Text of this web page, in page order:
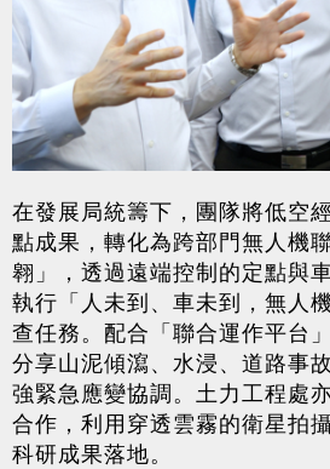
在發展局統籌下，團隊將低空
點成果，轉化為跨部門無人機
翱」，透過遠端控制的定點與
執行「人未到、車未到，無人
查任務。配合「聯合運作平台
分享山泥傾瀉、水浸、道路事
強緊急應變協調。土力工程處
合作，利用穿透雲霧的衛星拍
科研成果落地。